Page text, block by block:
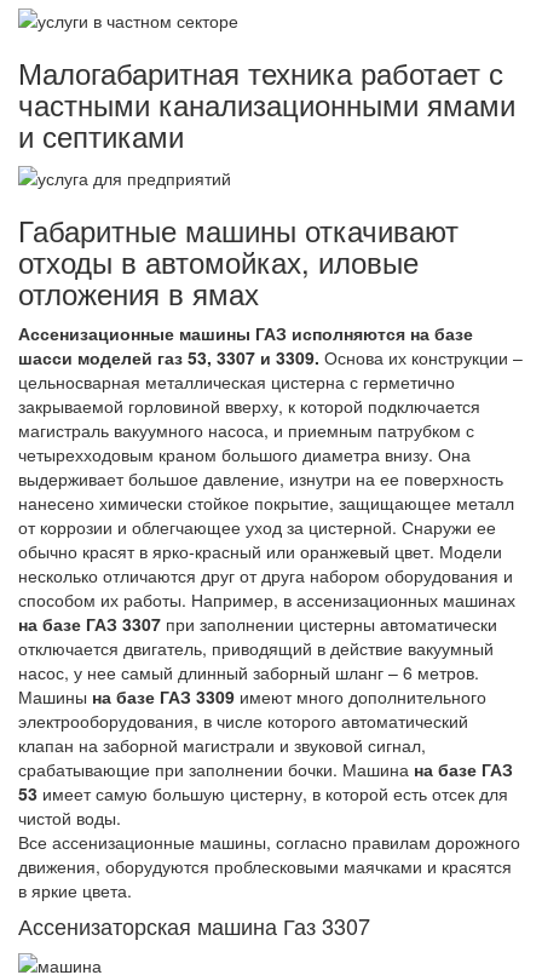
Малогабаритная техника работает с
частными канализационными ямами
и септиками
Габаритные машины откачивают
отходы в автомойках, иловые
отложения в ямах
Ассенизационные машины ГАЗ исполняются на базе
шасси моделей газ 53, 3307 и 3309. Основа их конструкции –
цельносварная металлическая цистерна с герметично
закрываемой горловиной вверху, к которой подключается
магистраль вакуумного насоса, и приемным патрубком с
четырехходовым краном большого диаметра внизу. Она
выдерживает большое давление, изнутри на ее поверхность
нанесено химически стойкое покрытие, защищающее металл
от коррозии и облегчающее уход за цистерной. Снаружи ее
обычно красят в ярко-красный или оранжевый цвет. Модели
несколько отличаются друг от друга набором оборудования и
способом их работы. Например, в ассенизационных машинах
на базе ГАЗ 3307 при заполнении цистерны автоматически
отключается двигатель, приводящий в действие вакуумный
насос, у нее самый длинный заборный шланг – 6 метров.
Машины на базе ГАЗ 3309 имеют много дополнительного
электрооборудования, в числе которого автоматический
клапан на заборной магистрали и звуковой сигнал,
срабатывающие при заполнении бочки. Машина на базе ГАЗ
53 имеет самую большую цистерну, в которой есть отсек для
чистой воды.
Все ассенизационные машины, согласно правилам дорожного
движения, оборудуются проблесковыми маячками и красятся
в яркие цвета.
Ассенизаторская машина Газ 3307